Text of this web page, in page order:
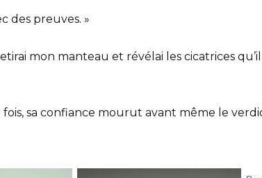
des preuves. »
mon manteau et révélai les cicatrices
sa confiance mourut avant même le